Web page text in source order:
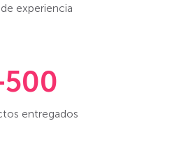
experiencia
entregados